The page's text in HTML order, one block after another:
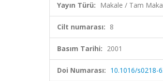
Yayın Türü: Makale / Tam
Cilt numarası: 8
Basım Tarihi: 2001
Doi Numarası: 10.1016/s0218-